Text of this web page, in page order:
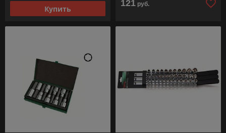
Купить
121 руб.